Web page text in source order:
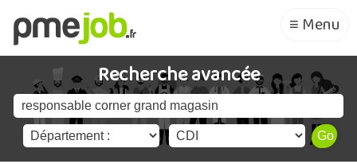
≡ Menu
Recherche avancée